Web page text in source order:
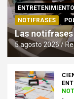
ENTRETENIMIENTO
NOTIFRASES
Las notifrases
5 agosto 2026